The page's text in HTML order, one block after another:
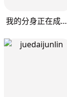
我的分身正在成为大人物